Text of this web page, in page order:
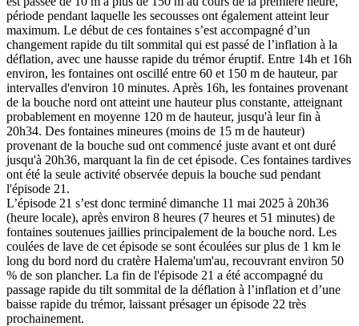
période pendant laquelle les secousses ont également atteint leur
maximum. Le début de ces fontaines s’est accompagné d’un
changement rapide du tilt sommital qui est passé de l’inflation à la
déflation, avec une hausse rapide du trémor éruptif. Entre 14h et 16h
environ, les fontaines ont oscillé entre 60 et 150 m de hauteur, par
intervalles d'environ 10 minutes. Après 16h, les fontaines provenant
de la bouche nord ont atteint une hauteur plus constante, atteignant
probablement en moyenne 120 m de hauteur, jusqu'à leur fin à
20h34. Des fontaines mineures (moins de 15 m de hauteur)
provenant de la bouche sud ont commencé juste avant et ont duré
jusqu'à 20h36, marquant la fin de cet épisode. Ces fontaines tardives
ont été la seule activité observée depuis la bouche sud pendant
l'épisode 21.
L’épisode 21 s’est donc terminé dimanche 11 mai 2025 à 20h36
(heure locale), après environ 8 heures (7 heures et 51 minutes) de
fontaines soutenues jaillies principalement de la bouche nord. Les
coulées de lave de cet épisode se sont écoulées sur plus de 1 km le
long du bord nord du cratère Halema'um'au, recouvrant environ 50
% de son plancher. La fin de l'épisode 21 a été accompagné du
passage rapide du tilt sommital de la déflation à l’inflation et d’une
baisse rapide du trémor, laissant présager un épisode 22 très
prochainement.